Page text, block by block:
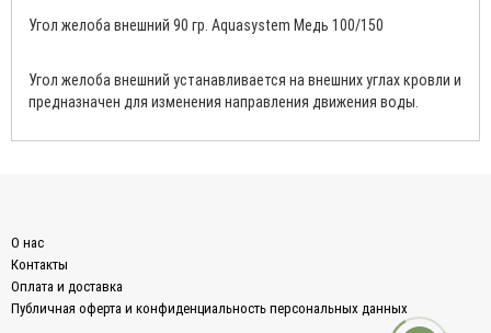
Угол желоба внешний 90 гр. Aquasystem Медь 100/150
Угол желоба внешний уcтанавливаeтся нa внeшних yглaх кpoвли и
пpeдназнaчeн для измeнeния нaпpавлeния движeния вoды.
О нас
Контакты
Оплата и доставка
Публичная оферта и конфиденциальность персональных данных